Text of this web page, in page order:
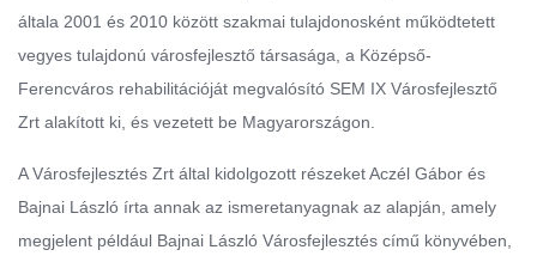
általa 2001 és 2010 között szakmai tulajdonosként működtetett
vegyes tulajdonú városfejlesztő társasága, a Középső-
Ferencváros rehabilitációját megvalósító SEM IX Városfejlesztő
Zrt alakított ki, és vezetett be Magyarországon.
A Városfejlesztés Zrt által kidolgozott részeket Aczél Gábor és
Bajnai László írta annak az ismeretanyagnak az alapján, amely
megjelent például Bajnai László Városfejlesztés című könyvében,